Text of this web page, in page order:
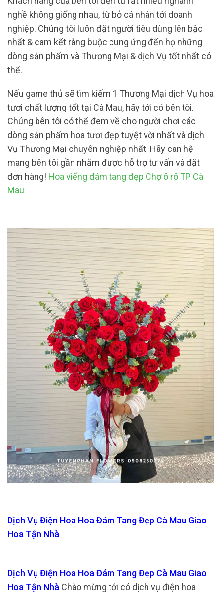
nghề không giống nhau, từ bỏ cá nhân tới doanh
nghiệp. Chúng tôi luôn đặt người tiêu dùng lên bậc
nhất & cam kết ràng buộc cung ứng đến họ những
dòng sản phẩm và Thương Mại & dịch Vụ tốt nhất có
thể.
Nếu game thủ sẽ tìm kiếm 1 Thương Mại dịch Vụ hoa
tươi chất lượng tốt tại Cà Mau, hãy tới có bên tôi.
Chúng bên tôi có thể đem về cho người chơi các
dòng sản phẩm hoa tươi đẹp tuyệt vời nhất và dịch
Vụ Thương Mại chuyên nghiệp nhất. Hãy can hệ
mang bên tôi gần nhằm được hỗ trợ tư vấn và đặt
đơn hàng! Hoa viếng đám tang đẹp Chợ ô rô TP Cà
Mau
Dịch Vụ Điện Hoa Hoa Đám Tang Đẹp Cà Mau Giao
Hoa Tận Nhà
Dịch Vụ Điện Hoa Hoa Đám Tang Đẹp Cà Mau Giao
Hoa Tận Nhà Chào mừng tới có dịch vụ điện hoa